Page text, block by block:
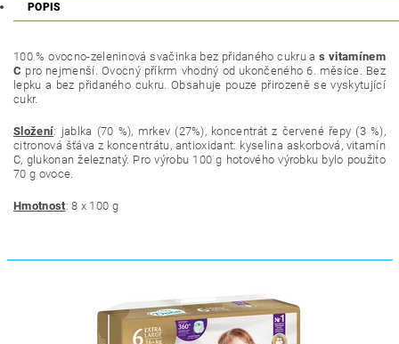
POPIS
100 % ovocno-zeleninová svačinka bez přidaného cukru as vitamínem
C pro nejmenší. Ovocný příkrm vhodný od ukončeného 6. měsíce. Bez
lepku a bez přidaného cukru. Obsahuje pouze přirozeně se vyskytující
cukr.
Složení: jablka (70 %), mrkev (27%), koncentrát z červené řepy (3 %),
citronová šťáva z koncentrátu, antioxidant: kyselina askorbová, vitamín
C, glukonan železnatý. Pro výrobu 100 g hotového výrobku bylo použito
70 g ovoce.
Hmotnost: 8 x 100 g